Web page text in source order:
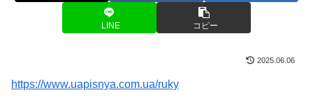
LINE コピー
2025.06.06
https://www.uapisnya.com.ua/ruky